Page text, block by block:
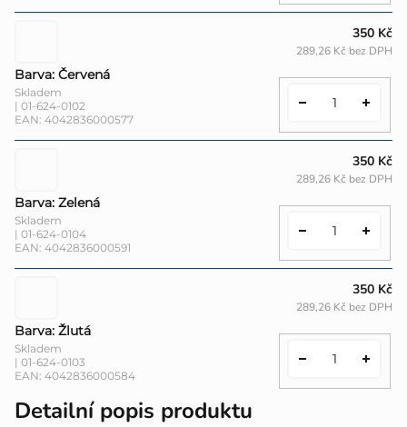
Barva: Červená
Skladem
| 01-624-0102
EAN: 4042836000577
350 Kč
289,26 Kč bez DPH
Barva: Zelená
Skladem
| 01-624-0104
EAN: 4042836000591
350 Kč
289,26 Kč bez DPH
Barva: Žlutá
Skladem
| 01-624-0103
EAN: 4042836000584
350 Kč
289,26 Kč bez DPH
Detailní popis produktu